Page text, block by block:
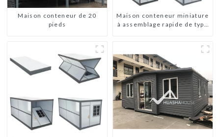
Maison conteneur de 20
pieds
Maison conteneur miniature
à assemblage rapide de type